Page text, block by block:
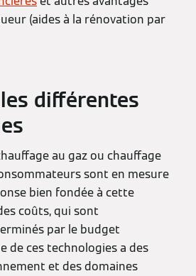
(aides à la rénovation par
différentes
au gaz ou chauffage
sont en mesure
bien fondée à cette
coûts, qui sont
par le budget
de ces technologies a des
et des domaines